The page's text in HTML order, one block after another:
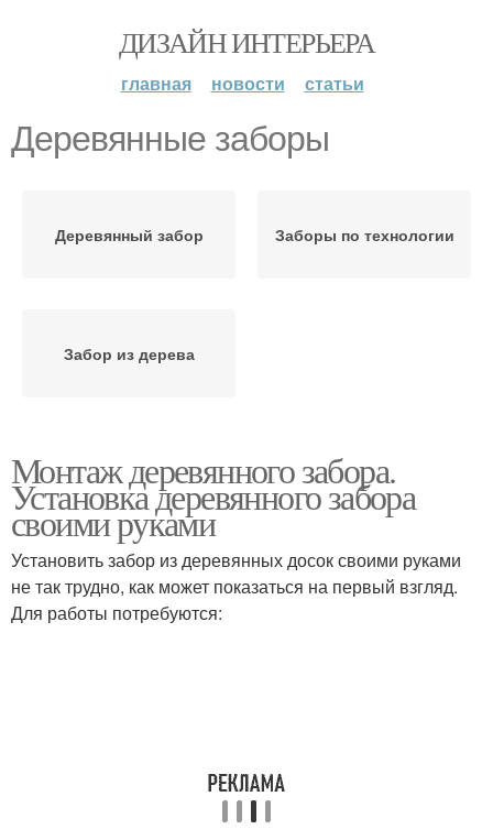
ДИЗАЙН ИНТЕРЬЕРА
главная новости статьи
Деревянные заборы
Деревянный забор Заборы по технологии
Забор из дерева
Монтаж деревянного забора.
Установка деревянного забора
своими руками
Установить забор из деревянных досок своими руками
не так трудно, как может показаться на первый взгляд.
Для работы потребуются: